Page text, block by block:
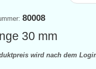
80008
30 mm
wird nach dem